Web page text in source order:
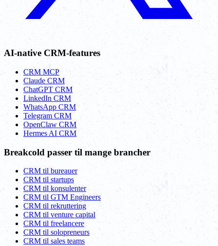
AI-native CRM-features
CRM MCP
Claude CRM
ChatGPT CRM
LinkedIn CRM
WhatsApp CRM
Telegram CRM
OpenClaw CRM
Hermes AI CRM
Breakcold passer til mange brancher
CRM til bureauer
CRM til startups
CRM til konsulenter
CRM til GTM Engineers
CRM til rekruttering
CRM til venture capital
CRM til freelancere
CRM til solopreneurs
CRM til sales teams